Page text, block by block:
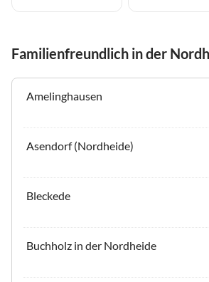
Familienfreundlich in der
Amelinghausen
Asendorf (Nordheide)
Bleckede
Buchholz in der Nordheide